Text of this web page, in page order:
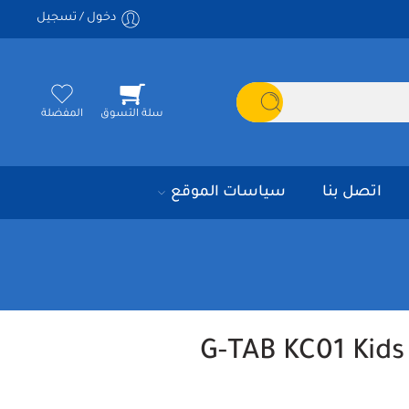
دخول / تسجيل
سلة التسوق المفضلة
اتصل بنا سياسات الموقع
G-TAB KC01